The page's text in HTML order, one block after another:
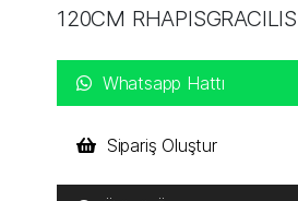
120CM RHAPISGRACILIS
Whatsapp Hattı
Sipariş Oluştur